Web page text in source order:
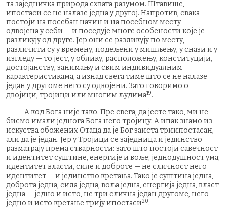
та заједничка природа схвата разумом. Штавише,
ипостаси се не налазе једна у другој. Напротив, свака
постоји на посебан начин и на посебном месту —
одвојена у себи — и поседује многе особености које је
разликују од друге. Јер они се разликују по месту,
различити су у времену, подељени у мишљењу, у снази и у
изгледу — то јест, у облику, расположењу, конституцији,
достојанству, занимању и свим индивидуалним
карактеристикама, а изнад свега тиме што се не налазе
један у другоме него су одвојени. Зато говоримо о
двојици, тројици или многим људима19.
А код Бога није тако. Пре свега, да јесте тако, ми не
бисмо имали једнога Бога него тројицу. А ипак знамо из
искуства обожених Отаца да је Бог заиста триипостасан,
али да је један. Јер у Тројици се заједница и јединство
разматрају према стварности: зато што постоји савечност
и идентитет суштине, енергије и воље; једнодушност ума;
идентитет власти, силе и доброте — не сличност него
идентитет — и јединство кретања. Тако је суштина једна,
доброта једна, сила једна, воља једна, енергија једна, власт
једна — једно и исто, не три слична један другоме, него
једно и исто кретање трију ипостаси20.